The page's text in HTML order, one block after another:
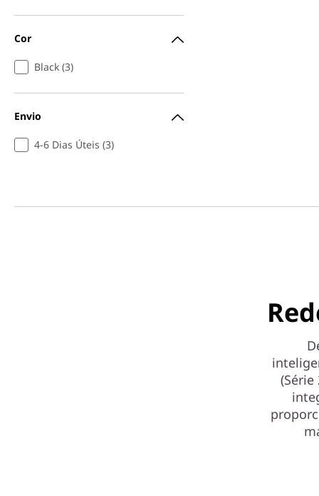
Cor
Black (3)
Envio
4-6 Dias Úteis (3)